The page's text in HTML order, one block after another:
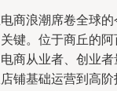
商浪潮席卷全球
键。位于商丘的
商从业者、创业
铺基础运营到高